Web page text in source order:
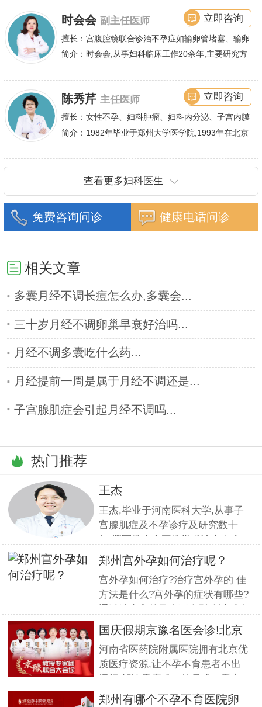
等;子宫畸形,发育不良,纵膈子宫,单角子宫,双角子宫,
幼稚子宫,始基子宫,特纳综合征等女性生殖道发育畸
形.并掌握各种领先的不孕症的手术与非手术疗法,尤
其对宫腹腔镜微创手术、四境一丝输卵管疏通术诊疗
时会会 副主任医师
擅长：宫腹腔镜联合诊治不孕症如输卵管堵塞、输卵
管不通、输卵管积水、粘连等输卵管性不孕、多囊卵
子宫腺肌症、子宫肌瘤、子宫脱垂、尿失禁等也有丰
富的临床经验.
简介：时会会,从事妇科临床工作20余年,主要研究方
立即咨询
陈秀芹 主任医师
擅长：女性不孕、妇科肿瘤、妇科内分泌、子宫内膜
异位症、多囊卵巢等疾病的诊治,宫腹腔镜手术,盆底
简介：1982年毕业于郑州大学医学院,1993年在北京
立即咨询
查看更多妇科医生
免费咨询问诊 健康电话问诊
相关文章
多囊月经不调长痘怎么办,多囊会...
三十岁月经不调卵巢早衰好治吗...
月经不调多囊吃什么药...
月经提前一周是属于月经不调还是...
子宫腺肌症会引起月经不调吗...
热门推荐
王杰
王杰,毕业于河南医科大学,从事子
宫腺肌症及不孕诊疗及研究数十
年,撰写发表全国性学术论文十余
篇.对宫、腹腔镜等微创高科技技
术诊治子宫腺肌症、石女、子宫肌
瘤、女性不孕等妇科疑难杂症有一
套成熟完整的方案,深得患者好评!
郑州宫外孕如何治疗呢？
宫外孕如何治疗?治疗宫外孕的 佳
方法是什么?宫外孕的症状有哪些?
通过治疗宫外孕会不会影响以后生
育?这一系列问题都是网友对宫外
孕的疑虑,那么宫外孕到底怎么治
疗呢?我们请专家为网友解答一下
宫外孕的相关为题. 什么是宫外
孕?医大专家指出宫外孕又称异位
妊娠,
国庆假期京豫名医会诊!北京
不孕
河南省医药院附属医院拥有北京优
质医疗资源,让不孕不育患者不出
家更难的问题.此次国庆期间(10月
郑州有哪个不孕不育医院卵